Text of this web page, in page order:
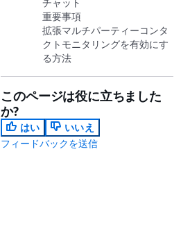
チャット
重要事項
拡張マルチパーティーコンタ
クトモニタリングを有効にす
る方法
このページは役に立ちました
か?
はい
いいえ
フィードバックを送信